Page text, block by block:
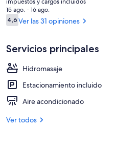
es
de
US$ 71
15 ago. - 16 ago.
Opiniones
4,64,6 de 10
Ver las 31 opiniones
Servicios principales
Hidromasaje
Estacionamiento incluido
Aire acondicionado
Ver todos